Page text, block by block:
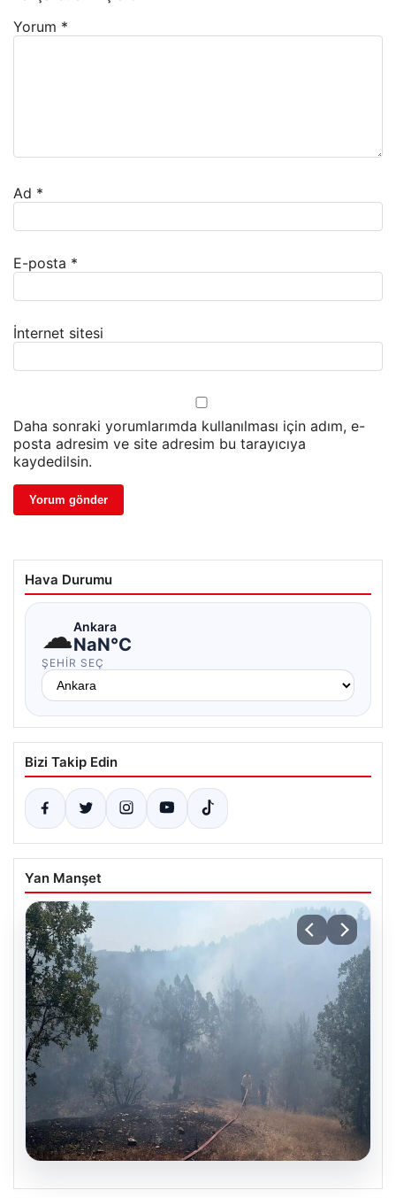
Yorum *
Ad *
E-posta *
İnternet sitesi
Daha sonraki yorumlarımda kullanılması için adım, e-
posta adresim ve site adresim bu tarayıcıya
kaydedilsin.
Hava Durumu
☁Ankara
NaN°C
ŞEHIR SEÇ
Bizi Takip Edin
Yan Manşet